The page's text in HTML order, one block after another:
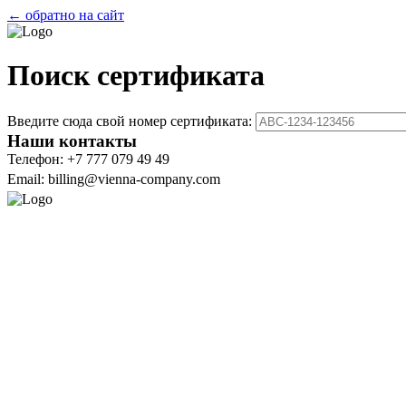
← обратно на сайт
Поиск сертификата
Введите сюда свой номер сертификата:
Наши контакты
Телефон: +7 777 079 49 49
Email: billing@vienna-company.com